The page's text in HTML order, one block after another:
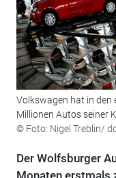
Volkswagen hat in
Millionen Autos seiner
© Foto: Nigel Treblin/
Der Wolfsburger